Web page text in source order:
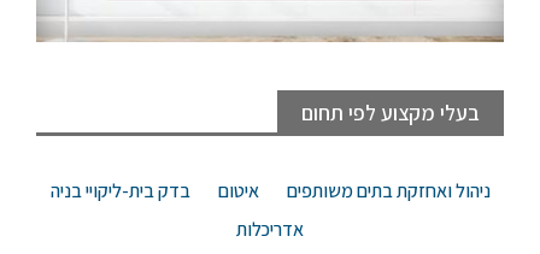
בעלי מקצוע לפי תחום
ניהול ואחזקת בתים משותפים איטום
בדק בית-ליקויי בניה
אדריכלות